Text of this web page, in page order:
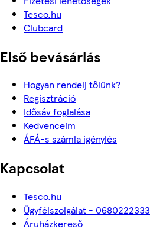
Tesco.hu
Clubcard
Első bevásárlás
Hogyan rendelj tőlünk?
Regisztráció
Idősáv foglalása
Kedvenceim
ÁFÁ-s számla igénylés
Kapcsolat
Tesco.hu
Ügyfélszolgálat - 0680222333
Áruházkereső